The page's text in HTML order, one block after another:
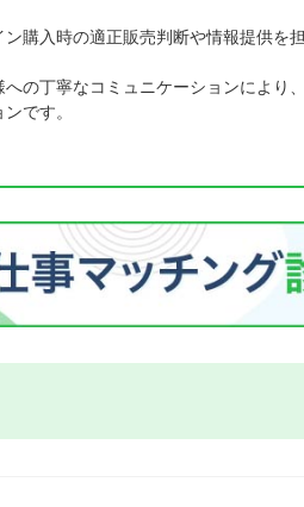
購入時の適正販売判断や情報提供を
の丁寧なコミュニケーションにより
です。